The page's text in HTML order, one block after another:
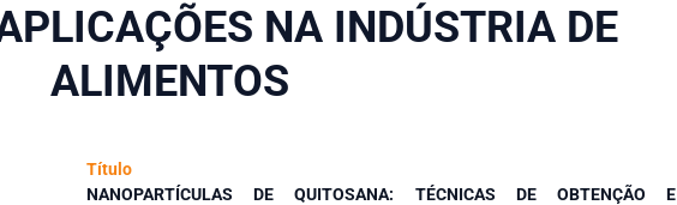
NA INDÚSTRIA DE
ALIMENTOS
Título
NANOPARTÍCULAS DE QUITOSANA: TÉCNICAS DE OBTENÇÃO E